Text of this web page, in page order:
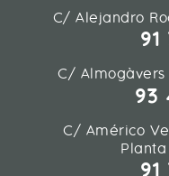
C/ Alejandro
C/ Almogàvers
93
C/ Américo